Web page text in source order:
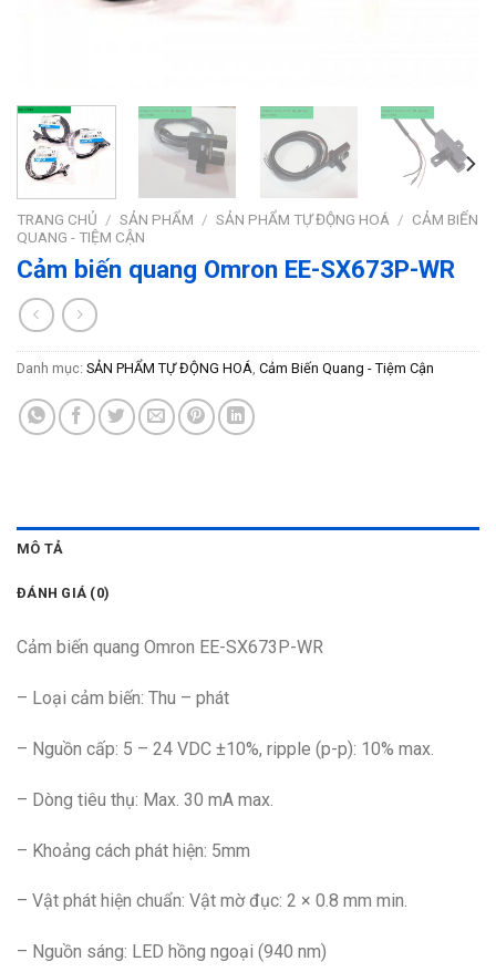
TRANG CHỦ / SẢN PHẨM / SẢN PHẨM TỰ ĐỘNG HOÁ / CẢM BIẾN
QUANG - TIỆM CẬN
Cảm biến quang Omron EE-SX673P-WR
Danh mục: SẢN PHẨM TỰ ĐỘNG HOÁ Cảm Biến Quang - Tiệm Cận
MÔ TẢ
ĐÁNH GIÁ (0)
Cảm biến quang Omron EE-SX673P-WR
– Loại cảm biến: Thu – phát
– Nguồn cấp: 5 – 24 VDC ±10%, ripple (p-p): 10% max.
– Dòng tiêu thụ: Max. 30 mA max.
– Khoảng cách phát hiện: 5mm
– Vật phát hiện chuẩn: Vật mờ đục: 2 × 0.8 mm min.
– Nguồn sáng: LED hồng ngoại (940 nm)